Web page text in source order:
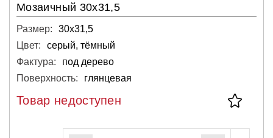
Мозаичный 30х31,5
Размер:
30х31,5
Цвет:
серый, тёмный
Фактура:
под дерево
Поверхность:
глянцевая
Товар недоступен